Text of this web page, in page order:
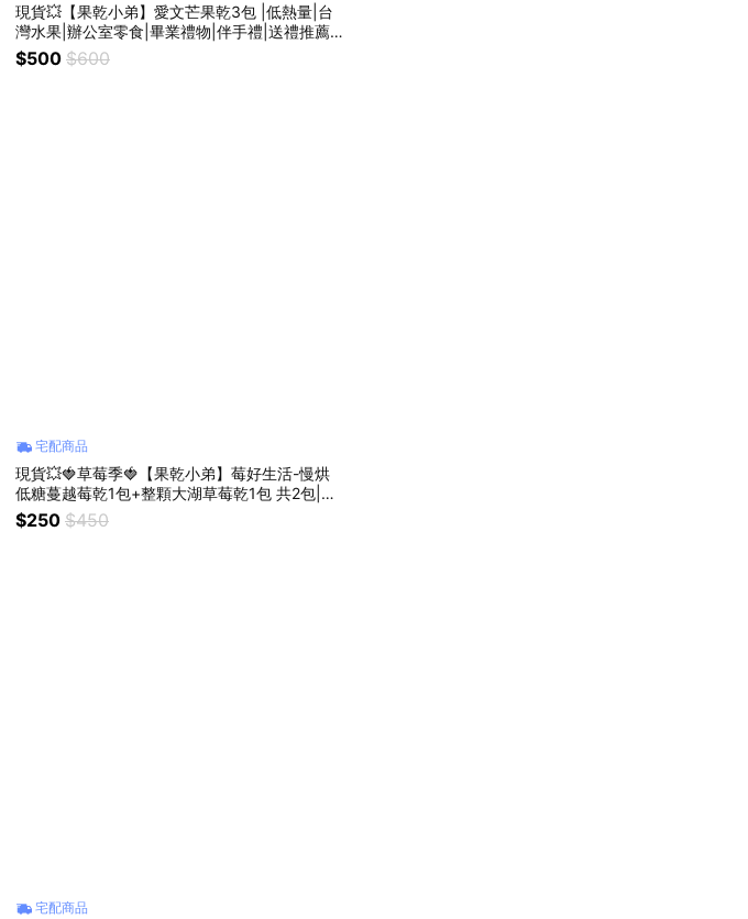
現貨💥【果乾小弟】愛文芒果乾3包 |低熱量|台
灣水果|辦公室零食|畢業禮物|伴手禮|送禮推薦|
520禮物｜生日禮物｜為你打氣
$500 $600
宅配商品
現貨💥🍓草莓季🍓【果乾小弟】莓好生活-慢烘
低糖蔓越莓乾1包+整顆大湖草莓乾1包 共2包|低
熱量|台灣水果|辦公室零食|畢業禮物|伴手禮|送
禮推薦|520禮物｜生日禮物｜為你打氣
$250 $450
宅配商品